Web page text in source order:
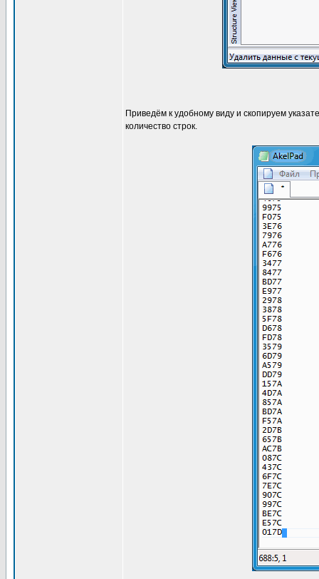
Приведём к удобному виду и скопируем
количество строк.